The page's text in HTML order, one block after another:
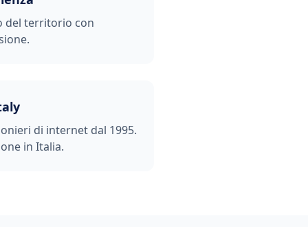
del territorio con
di internet dal 1995.
in Italia.